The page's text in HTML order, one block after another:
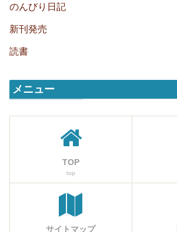
のんびり日記
新刊発売
読書
メニュー
TOP
top
サイトマップ